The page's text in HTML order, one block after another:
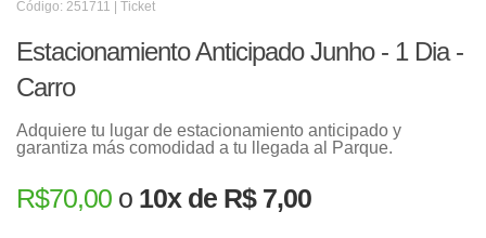
Código: 251711 | Ticket
Estacionamiento Anticipado Junho - 1 Dia -
Carro
Adquiere tu lugar de estacionamiento anticipado y
garantiza más comodidad a tu llegada al Parque.
R$70,00 o 10x de R$ 7,00